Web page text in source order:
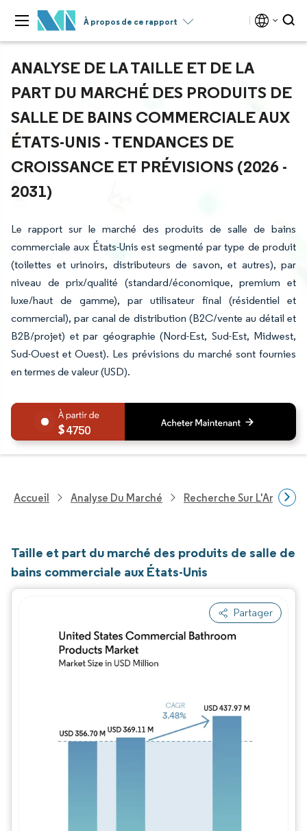
À propos de ce rapport
ANALYSE DE LA TAILLE ET DE LA
PART DU MARCHÉ DES PRODUITS DE
SALLE DE BAINS COMMERCIALE AUX
ÉTATS-UNIS - TENDANCES DE
CROISSANCE ET PRÉVISIONS (2026 -
2031)
Le rapport sur le marché des produits de salle de bains
commerciale aux États-Unis est segmenté par type de produit
(toilettes et urinoirs, distributeurs de savon, et autres), par
niveau de prix/qualité (standard/économique, premium et
luxe/haut de gamme), par utilisateur final (résidentiel et
commercial), par canal de distribution (B2C/vente au détail et
B2B/projet) et par géographie (Nord-Est, Sud-Est, Midwest,
Sud-Ouest et Ouest). Les prévisions du marché sont fournies
en termes de valeur (USD).
4750
Accueil Analyse Du Marché Recherche Sur
Taille et part du marché des produits de salle de
bains commerciale aux États-Unis
Partager